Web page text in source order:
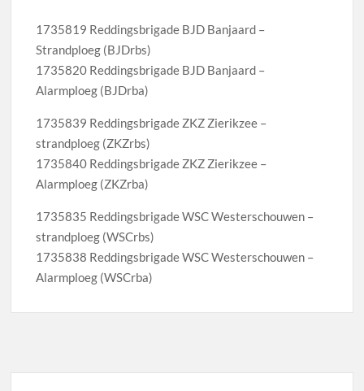
1735819 Reddingsbrigade BJD Banjaard –
Strandploeg (BJDrbs)
1735820 Reddingsbrigade BJD Banjaard –
Alarmploeg (BJDrba)
1735839 Reddingsbrigade ZKZ Zierikzee –
strandploeg (ZKZrbs)
1735840 Reddingsbrigade ZKZ Zierikzee –
Alarmploeg (ZKZrba)
1735835 Reddingsbrigade WSC Westerschouwen –
strandploeg (WSCrbs)
1735838 Reddingsbrigade WSC Westerschouwen –
Alarmploeg (WSCrba)